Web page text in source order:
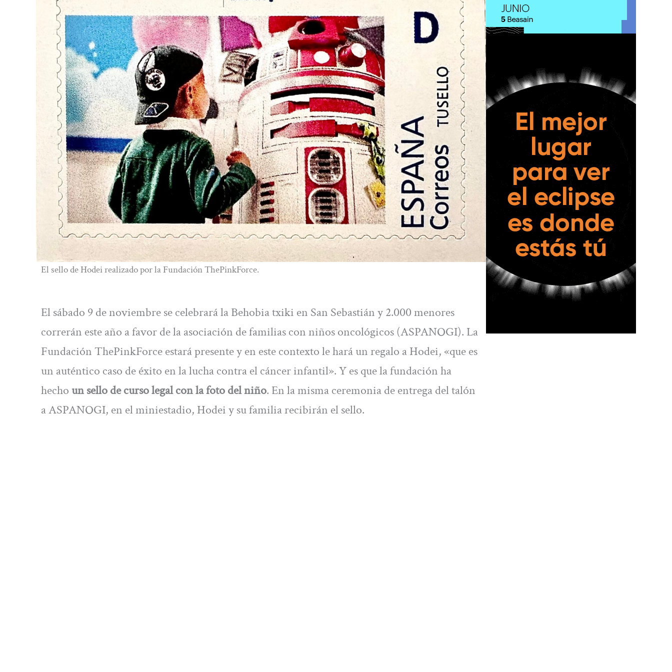
El sello de Hodei realizado por la Fundación ThePinkForce.
El sábado 9 de noviembre se celebrará la Behobia txiki en San Sebastián y 2.000 menores
correrán este año a favor de la asociación de familias con niños oncológicos (ASPANOGI). La
Fundación ThePinkForce estará presente y en este contexto le hará un regalo a Hodei, «que es
un auténtico caso de éxito en la lucha contra el cáncer infantil». Y es que la fundación ha
hechoun sello de curso legal con la foto del niño. En la misma ceremonia de entrega del talón
a ASPANOGI, en el miniestadio, Hodei y su familia recibirán el sello.